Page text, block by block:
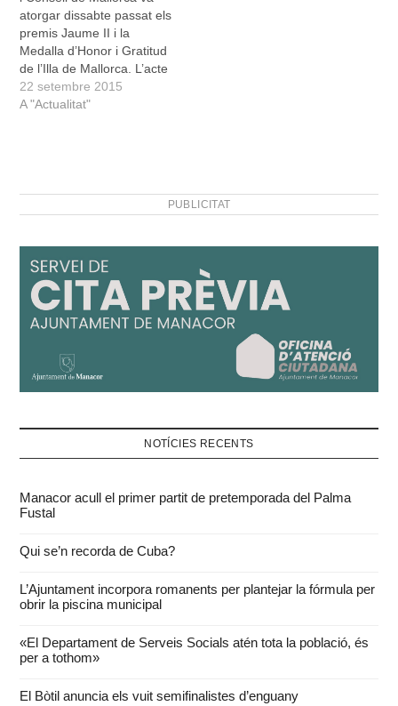
atorgar dissabte passat els
premis Jaume II i la
Medalla d’Honor i Gratitud
de l’Illa de Mallorca. L’acte
va tenir lloc al Teatre
Principal de Palma i va
Alcover i el…
22 setembre 2015
A "Actualitat"
PUBLICITAT
NOTÍCIES RECENTS
Manacor acull el primer partit de pretemporada del Palma
Fustal
Qui se’n recorda de Cuba?
L’Ajuntament incorpora romanents per plantejar la fórmula per
obrir la piscina municipal
«El Departament de Serveis Socials atén tota la població, és
per a tothom»
El Bòtil anuncia els vuit semifinalistes d’enguany